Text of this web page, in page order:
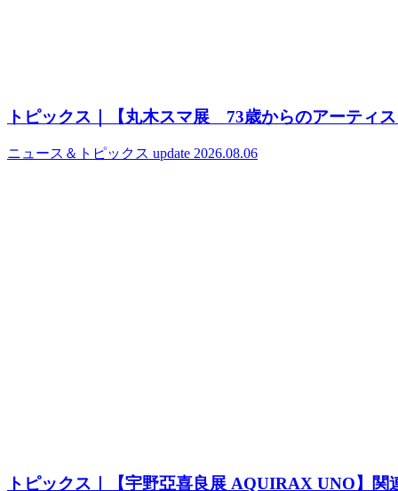
トピックス｜【丸木スマ展 73歳からのアーティ
ニュース＆トピックス update 2026.08.06
トピックス｜【宇野亞喜良展 AQUIRAX UNO】関